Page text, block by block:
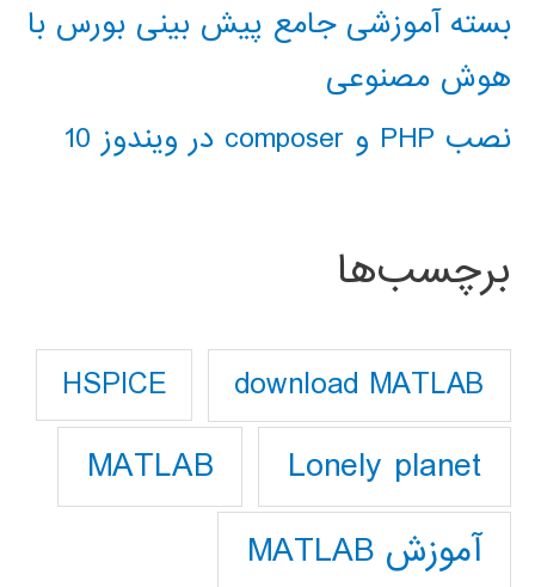
بسته آموزشی جامع پیش بینی بورس با
هوش مصنوعی
نصب PHP و composer در ویندوز 10
برچسب‌ها
download MATLAB
HSPICE
Lonely planet
MATLAB
آموزش MATLAB